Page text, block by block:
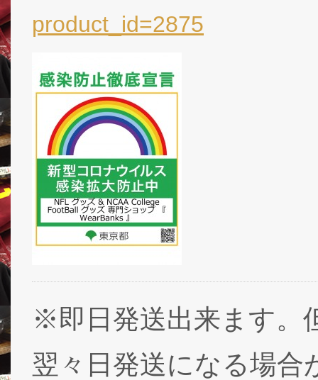
product_id=2875
※即日発送出来ます。
翌々日発送になる場